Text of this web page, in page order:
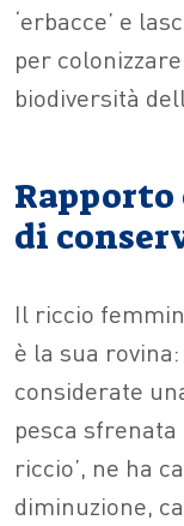
‘erbacce’ e
per
biodiversità
Rapporto
di
Il riccio
è la sua
considerate
pesca sfrenata
riccio’, ne ha
diminuzione,